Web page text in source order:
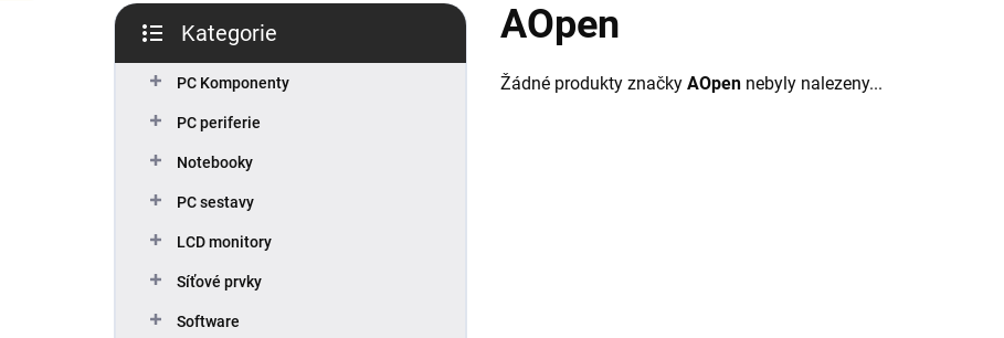
P
s
kategorie
Kategorie
PC Komponenty
PC periferie
Notebooky
PC sestavy
LCD monitory
Síťové prvky
Software
AOpen
Žádné produkty značky AOpen nebyly nalezeny...